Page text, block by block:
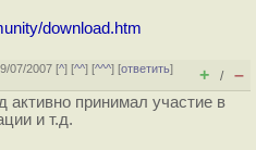
download.htm
07/2007 [^] [^^] [^^^] [ответить]
+ / –
активно принимал участие в
и т.д.